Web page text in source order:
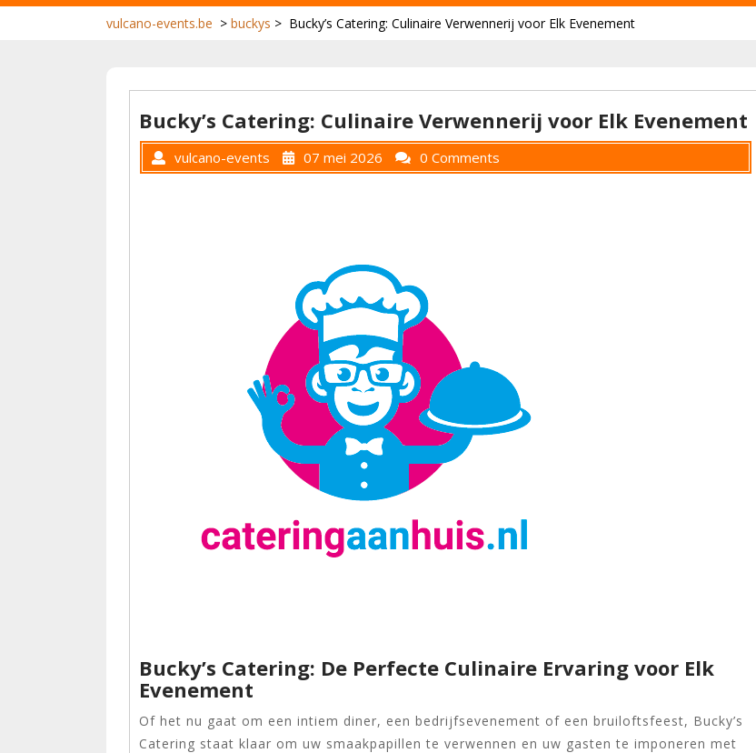
vulcano-events.be > buckys > Bucky’s Catering: Culinaire Verwennerij voor Elk Evenement
Bucky’s Catering: Culinaire Verwennerij voor Elk Evenement
vulcano-events 07 mei 2026 0 Comments
Bucky’s Catering: De Perfecte Culinaire Ervaring voor Elk
Evenement
Of het nu gaat om een intiem diner, een bedrijfsevenement of een bruiloftsfeest, Bucky’s
Catering staat klaar om uw smaakpapillen te verwennen en uw gasten te imponeren met